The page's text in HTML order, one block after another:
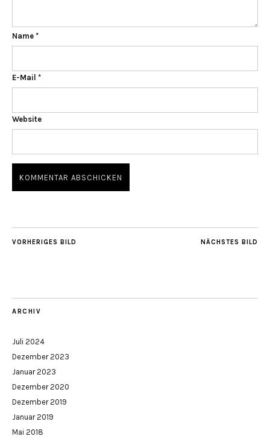
Name *
E-Mail *
Website
NÄCHSTES BILD
VORHERIGES BILD
ARCHIV
Juli 2024
Dezember 2023
Januar 2023
Dezember 2020
Dezember 2019
Januar 2019
Mai 2018